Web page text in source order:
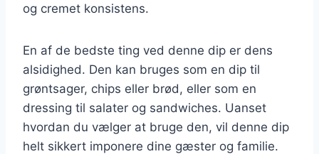
og cremet konsistens.
En af de bedste ting ved denne dip er dens
alsidighed. Den kan bruges som en dip til
grøntsager, chips eller brød, eller som en
dressing til salater og sandwiches. Uanset
hvordan du vælger at bruge den, vil denne dip
helt sikkert imponere dine gæster og familie.